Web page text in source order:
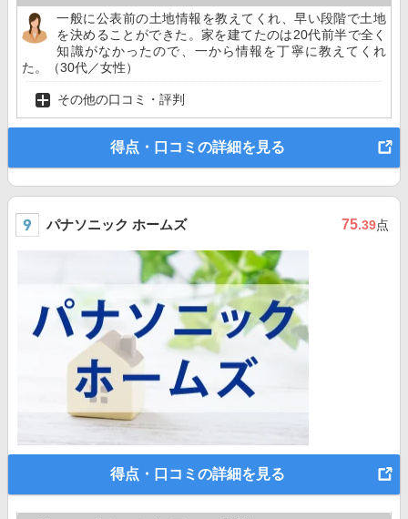
一般に公表前の土地情報を教えてくれ、早い段階で土地
を決めることができた。家を建てたのは20代前半で全く
知識がなかったので、一から情報を丁寧に教えてくれ
た。（30代／女性）
その他の口コミ・評判
得点・口コミの詳細を見る
パナソニック ホームズ 75.39点
得点・口コミの詳細を見る